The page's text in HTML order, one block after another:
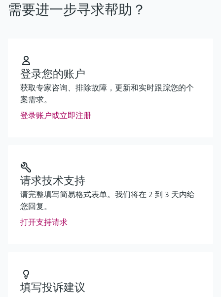
需要进一步寻求帮助？
登录您的账户
获取专家咨询、排除故障，更新和实时跟踪您的个
案需求。
登录账户或立即注册
请求技术支持
请完整填写简易格式表单。我们将在 2 到 3 天内给
您回复。
打开支持请求
填写投诉建议